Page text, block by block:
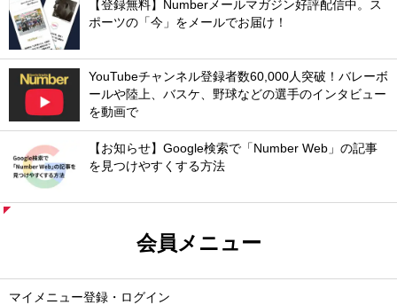
【登録無料】Numberメールマガジン好評配信中。ス
ポーツの「今」をメールでお届け！
YouTubeチャンネル登録者数60,000人突破！バレーボ
ールや陸上、バスケ、野球などの選手のインタビュー
を動画で
【お知らせ】Google検索で「Number Web」の記事
を見つけやすくする方法
会員メニュー
マイメニュー登録・ログイン